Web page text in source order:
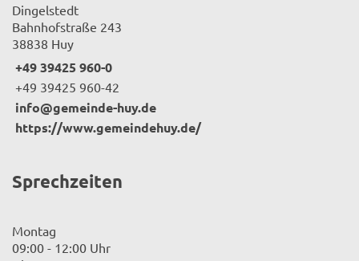
Dingelstedt
Bahnhofstraße 243
38838 Huy
+49 39425 960-0
+49 39425 960-42
info@gemeinde-huy.de
https://www.gemeindehuy.de/
Sprechzeiten
Montag
09:00 - 12:00 Uhr